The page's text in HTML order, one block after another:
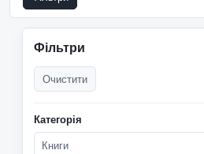
Фільтри
Очистити
Категорія
Книги